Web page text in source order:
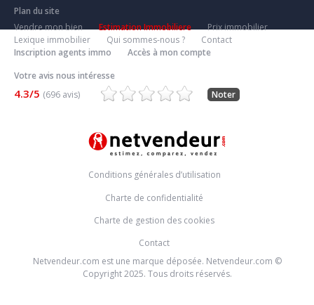
Plan du site
Vendre mon bien
Estimation Immobiliere
Prix immobilier
Lexique immobilier
Qui sommes-nous ?
Contact
Inscription agents immo
Accès à mon compte
Votre avis nous intéresse
4.3/5 (696 avis) Noter
Conditions générales d’utilisation
Charte de confidentialité
Charte de gestion des cookies
Contact
Netvendeur.com est une marque déposée. Netvendeur.com ©
Copyright 2025. Tous droits réservés.